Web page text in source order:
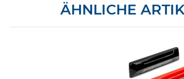
ÄHNLICHE